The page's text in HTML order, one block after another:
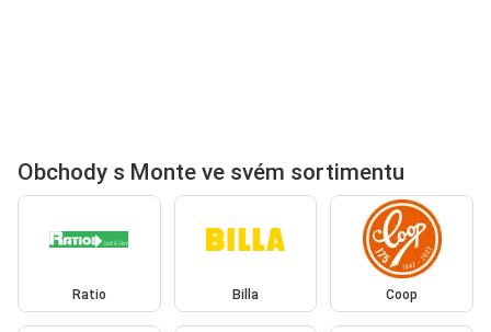
Obchody s Monte ve svém sortimentu
Ratio Billa Coop